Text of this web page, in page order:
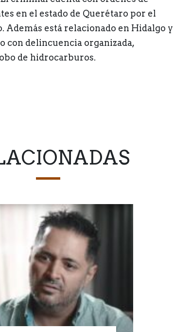
en el estado de Querétaro por el
Además está relacionado en Hidalgo y
con delincuencia organizada,
de hidrocarburos.